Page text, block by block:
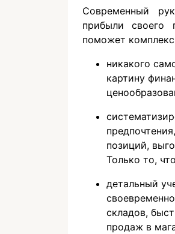
Современный
прибыли своего
поможет
никакого
картину
позиций,
Только то,
детальный
складов,
продаж в